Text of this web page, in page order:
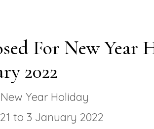
For New Year
2022
Year Holiday
to 3 January 2022